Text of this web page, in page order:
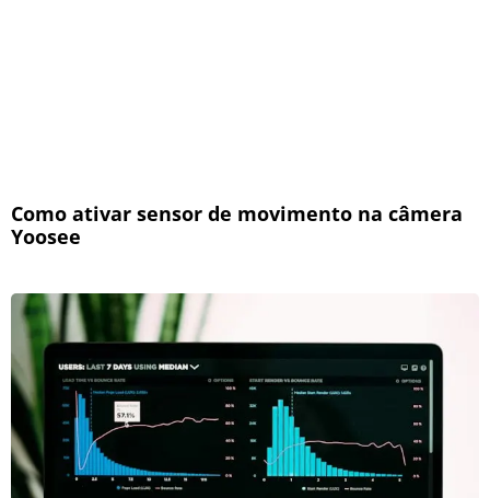
Como ativar sensor de movimento na câmera
Yoosee